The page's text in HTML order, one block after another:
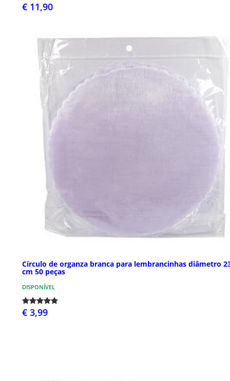
€ 11,90
Círculo de organza branca para lembrancinhas diâmetro
cm 50 peças
DISPONÍVEL
€ 3,99